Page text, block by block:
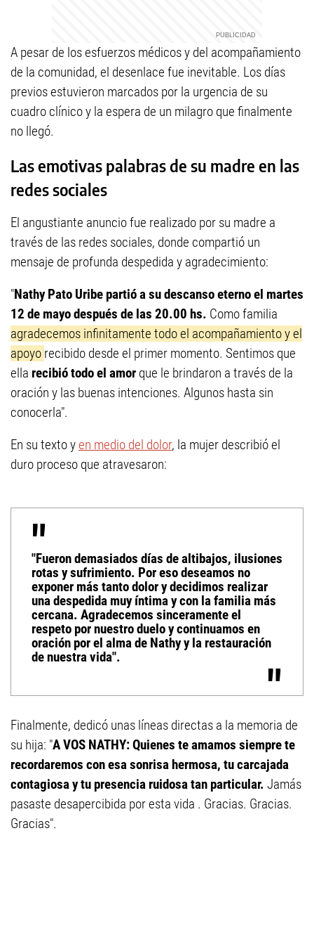
A pesar de los esfuerzos médicos y del acompañamiento
de la comunidad, el desenlace fue inevitable. Los días
previos estuvieron marcados por la urgencia de su
cuadro clínico y la espera de un milagro que finalmente
no llegó.
Las emotivas palabras de su madre en las
redes sociales
El angustiante anuncio fue realizado por su madre a
través de las redes sociales, donde compartió un
mensaje de profunda despedida y agradecimiento:
"Nathy Pato Uribe partió a su descanso eterno el martes
12 de mayo después de las 20.00 hs. Como familia
agradecemos infinitamente todo el acompañamiento y el
apoyo recibido desde el primer momento. Sentimos que
ella recibió todo el amor que le brindaron a través de la
oración y las buenas intenciones. Algunos hasta sin
conocerla".
En su texto y en medio del dolor, la mujer describió el
duro proceso que atravesaron:
"Fueron demasiados días de altibajos, ilusiones
rotas y sufrimiento. Por eso deseamos no
exponer más tanto dolor y decidimos realizar
una despedida muy íntima y con la familia más
cercana. Agradecemos sinceramente el
respeto por nuestro duelo y continuamos en
oración por el alma de Nathy y la restauración
de nuestra vida".
Finalmente, dedicó unas líneas directas a la memoria de
su hija: "A VOS NATHY: Quienes te amamos siempre te
recordaremos con esa sonrisa hermosa, tu carcajada
contagiosa y tu presencia ruidosa tan particular. Jamás
pasaste desapercibida por esta vida . Gracias. Gracias.
Gracias".